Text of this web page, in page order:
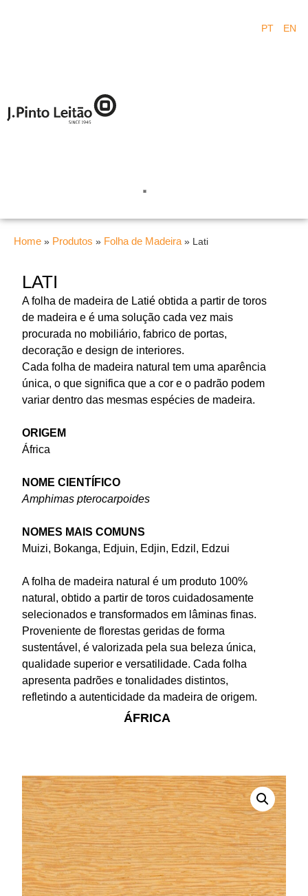
PT EN
Home » Produtos » Folha de Madeira » Lati
LATI
A folha de madeira de Latié obtida a partir de toros
de madeira e é uma solução cada vez mais
procurada no mobiliário, fabrico de portas,
decoração e design de interiores.
Cada folha de madeira natural tem uma aparência
única, o que significa que a cor e o padrão podem
variar dentro das mesmas espécies de madeira.
ORIGEM
África
NOME CIENTÍFICO
Amphimas pterocarpoides
NOMES MAIS COMUNS
Muizi, Bokanga, Edjuin, Edjin, Edzil, Edzui
A folha de madeira natural é um produto 100%
natural, obtido a partir de toros cuidadosamente
selecionados e transformados em lâminas finas.
Proveniente de florestas geridas de forma
sustentável, é valorizada pela sua beleza única,
qualidade superior e versatilidade. Cada folha
apresenta padrões e tonalidades distintos,
refletindo a autenticidade da madeira de origem.
ÁFRICA